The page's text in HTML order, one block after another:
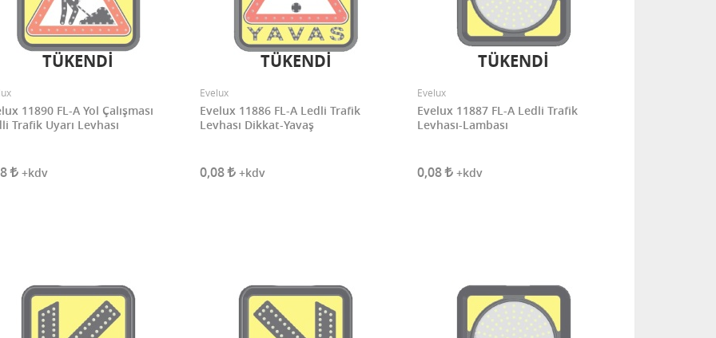
11890 FL-A Yol Çalışması
Trafik Uyarı Levhası
+kdv
TÜKENDİ
Evelux
Evelux 11886 FL-A Ledli Trafik
Levhası Dikkat-Yavaş
0,08 +kdv
TÜKENDİ
Evelux
Evelux 11887 FL-A Ledli Trafik
Levhası-Lambası
0,08 +kdv
TÜKENDİ